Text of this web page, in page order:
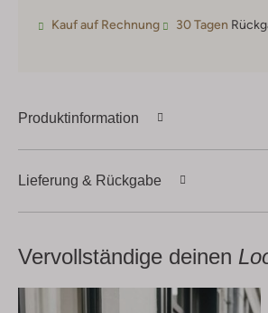
Kauf auf Rechnung 30 Tagen
Produktinformation
Lieferung & Rückgabe
Vervollständige deinen